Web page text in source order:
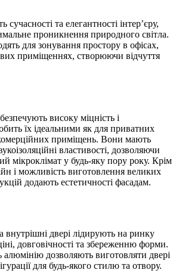
сучасності та елегантності інтер’єру,
проникнення природного світла.
для зонування простору в офісах,
приміщеннях, створюючи відчуття
високу міцність і
їх ідеальними як для приватних
приміщень. Вони мають
властивості, дозволяючи
мікроклімат у будь-яку пору року. Крім
і можливість виготовлення великих
додають естетичності фасадам.
внутрішні двері лідирують на ринку
довговічності та збереженню форми.
алюмінію дозволяють виготовляти двері
для будь-якого стилю та отвору.